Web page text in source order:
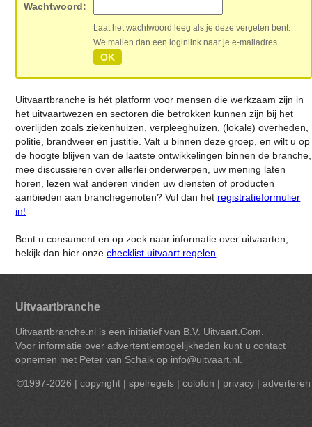
Wachtwoord:
Laat het wachtwoord leeg als je deze vergeten bent.
We mailen dan een loginlink naar je e-mailadres.
OK
Uitvaartbranche is hét platform voor mensen die werkzaam zijn in
het uitvaartwezen en sectoren die betrokken kunnen zijn bij het
overlijden zoals ziekenhuizen, verpleeghuizen, (lokale) overheden,
politie, brandweer en justitie. Valt u binnen deze groep, en wilt u op
de hoogte blijven van de laatste ontwikkelingen binnen de branche,
mee discussieren over allerlei onderwerpen, uw mening laten
horen, lezen wat anderen vinden uw diensten of producten
aanbieden aan branchegenoten? Vul dan het registratieformulier
in!
Bent u consument en op zoek naar informatie over uitvaarten,
bekijk dan hier onzechecklist uitvaart regelen.
Uitvaartbranche
Uitvaartbranche.nl is een initiatief van B.V. Uitvaart.Com.
Voor informatie over advertentiemogelijkheden kunt u contact
opnemen met Peter van Schaik op info@uitvaart.nl
©1997-2026 |copyright |spelregels |colofon | privacy |adverteren